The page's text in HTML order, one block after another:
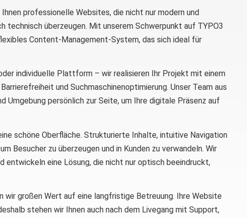
professionelle Websites, die nicht nur modern und
technisch überzeugen. Mit unserem Schwerpunkt auf TYPO3
Content-Management-System, das sich ideal für
individuelle Plattform – wir realisieren Ihr Projekt mit einem
und Suchmaschinenoptimierung. Unser Team aus
Umgebung persönlich zur Seite, um Ihre digitale Präsenz auf
schöne Oberfläche. Strukturierte Inhalte, intuitive Navigation
Besucher zu überzeugen und in Kunden zu verwandeln. Wir
entwickeln eine Lösung, die nicht nur optisch beeindruckt,
wir großen Wert auf eine langfristige Betreuung. Ihre Website
stehen wir Ihnen auch nach dem Livegang mit Support,